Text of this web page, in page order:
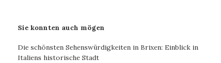
Sie konnten auch mögen
Die schönsten Sehenswürdigkeiten in Brixen: Einblick in
Italiens historische Stadt